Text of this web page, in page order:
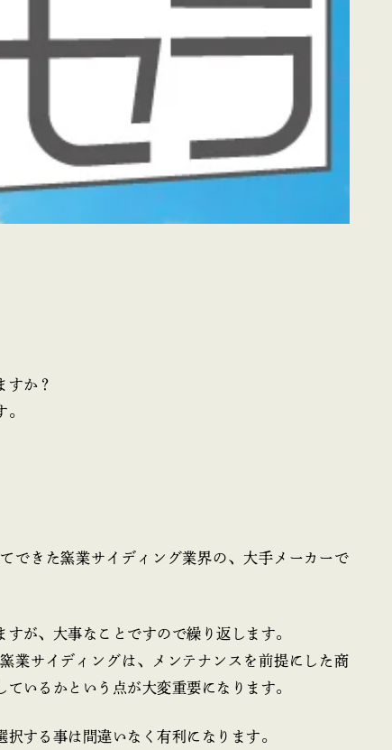
すか？
できた窯業サイディング業界の、大手メーカーで
が、大事なことですので繰り返します。
業サイディングは、メンテナンスを前提にした商
いるかという点が大変重要になります。
する事は間違いなく有利になります。